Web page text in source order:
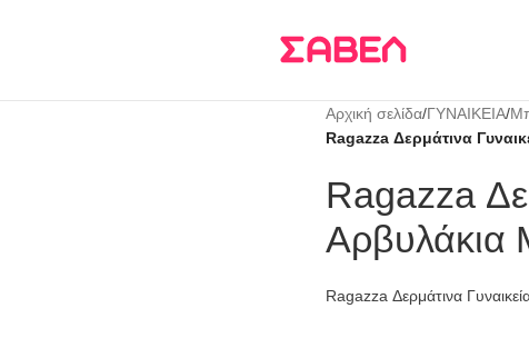
Αρχική σελίδα/ΓΥΝΑΙΚΕΙΑ/
Ragazza Δερμάτινα
Ragazza
Αρβυλάκια
Ragazza Δερμάτινα